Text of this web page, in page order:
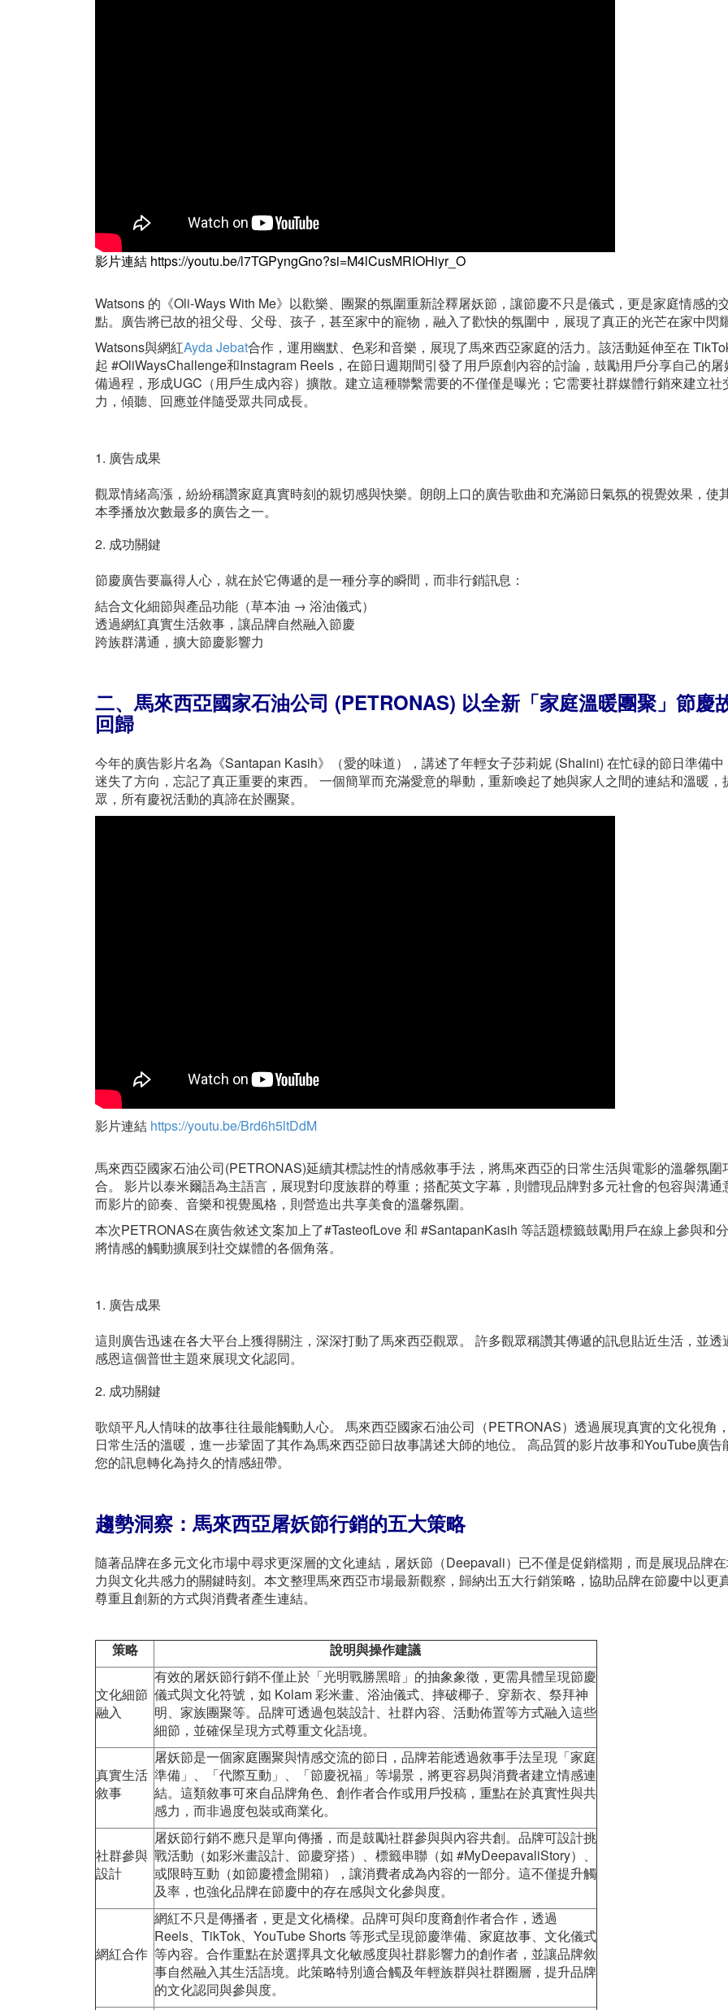
影片連結 https://youtu.be/l7TGPyngGno?si=M4lCusMRIOHiyr_O
Watsons 的《Oli-Ways With Me》以歡樂、團聚的氛圍重新詮釋屠妖節，讓節慶不只是儀式，更是家庭情感的
點。廣告將已故的祖父母、父母、孩子，甚至家中的寵物，融入了歡快的氛圍中，展現了真正的光芒在家中閃耀
Watsons與網紅Ayda Jebat合作，運用幽默、色彩和音樂，展現了馬來西亞家庭的活力。該活動延伸至在
起 #OliWaysChallenge和Instagram Reels，在節日週期間引發了用戶原創內容的討論，鼓勵用戶分享自己的屠
備過程，形成UGC（用戶生成內容）擴散。建立這種聯繫需要的不僅僅是曝光；它需要社群媒體行銷來建立社
力，傾聽、回應並伴隨受眾共同成長。
1. 廣告成果
觀眾情緒高漲，紛紛稱讚家庭真實時刻的親切感與快樂。朗朗上口的廣告歌曲和充滿節日氣氛的視覺效果，使
本季播放次數最多的廣告之一。
2. 成功關鍵
節慶廣告要贏得人心，就在於它傳遞的是一種分享的瞬間，而非行銷訊息：
結合文化細節與產品功能（草本油 → 浴油儀式）
透過網紅真實生活敘事，讓品牌自然融入節慶
跨族群溝通，擴大節慶影響力
二、馬來西亞國家石油公司 (PETRONAS) 以全新「家庭溫暖團聚」節慶
回歸
今年的廣告影片名為《Santapan Kasih》（愛的味道），講述了年輕女子莎莉妮 (Shalini) 在忙碌的節日準備中
迷失了方向，忘記了真正重要的東西。 一個簡單而充滿愛意的舉動，重新喚起了她與家人之間的連結和溫暖，
眾，所有慶祝活動的真諦在於團聚。
影片連結 https://youtu.be/Brd6h5ltDdM
馬來西亞國家石油公司(PETRONAS)延續其標誌性的情感敘事手法，將馬來西亞的日常生活與電影的溫馨氛圍
合。 影片以泰米爾語為主語言，展現對印度族群的尊重；搭配英文字幕，則體現品牌對多元社會的包容與溝通
而影片的節奏、音樂和視覺風格，則營造出共享美食的溫馨氛圍。
本次PETRONAS在廣告敘述文案加上了#TasteofLove 和 #SantapanKasih 等話題標籤鼓勵用戶在線上參與和分
將情感的觸動擴展到社交媒體的各個角落。
1. 廣告成果
這則廣告迅速在各大平台上獲得關注，深深打動了馬來西亞觀眾。 許多觀眾稱讚其傳遞的訊息貼近生活，並透
感恩這個普世主題來展現文化認同。
2. 成功關鍵
歌頌平凡人情味的故事往往最能觸動人心。 馬來西亞國家石油公司（PETRONAS）透過展現真實的文化視角
日常生活的溫暖，進一步鞏固了其作為馬來西亞節日故事講述大師的地位。 高品質的影片故事和YouTube廣告
您的訊息轉化為持久的情感紐帶。
趨勢洞察：馬來西亞屠妖節行銷的五大策略
隨著品牌在多元文化市場中尋求更深層的文化連結，屠妖節（Deepavali）已不僅是促銷檔期，而是展現品牌
力與文化共感力的關鍵時刻。本文整理馬來西亞市場最新觀察，歸納出五大行銷策略，協助品牌在節慶中以更真
尊重且創新的方式與消費者產生連結。
策略 說明與操作建議
文化細節
融入
有效的屠妖節行銷不僅止於「光明戰勝黑暗」的抽象象徵，更需具體呈現節慶
儀式與文化符號，如 Kolam 彩米畫、浴油儀式、摔破椰子、穿新衣、祭拜神
明、家族團聚等。品牌可透過包裝設計、社群內容、活動佈置等方式融入這些
細節，並確保呈現方式尊重文化語境。
真實生活
敘事
屠妖節是一個家庭團聚與情感交流的節日，品牌若能透過敘事手法呈現「家庭
準備」、「代際互動」、「節慶祝福」等場景，將更容易與消費者建立情感連
結。這類敘事可來自品牌角色、創作者合作或用戶投稿，重點在於真實性與共
感力，而非過度包裝或商業化。
社群參與
設計
屠妖節行銷不應只是單向傳播，而是鼓勵社群參與與內容共創。品牌可設計挑
戰活動（如彩米畫設計、節慶穿搭）、標籤串聯（如 #MyDeepavaliStory）、
或限時互動（如節慶禮盒開箱），讓消費者成為內容的一部分。這不僅提升觸
及率，也強化品牌在節慶中的存在感與文化參與度。
網紅合作
網紅不只是傳播者，更是文化橋樑。品牌可與印度裔創作者合作，透過
Reels、TikTok、YouTube Shorts 等形式呈現節慶準備、家庭故事、文化儀式
等內容。合作重點在於選擇具文化敏感度與社群影響力的創作者，並讓品牌敘
事自然融入其生活語境。此策略特別適合觸及年輕族群與社群圈層，提升品牌
的文化認同與參與度。